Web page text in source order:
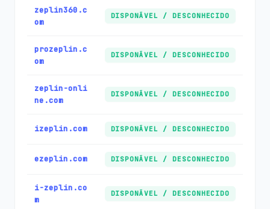
zeplin360.c
om
DISPONÃ­VEL / DESCONHECIDO
prozeplin.c
om
DISPONÃ­VEL / DESCONHECIDO
zeplin-onli
ne.com
DISPONÃ­VEL / DESCONHECIDO
izeplin.com DISPONÃ­VEL / DESCONHECIDO
ezeplin.com DISPONÃ­VEL / DESCONHECIDO
i-zeplin.co
m
DISPONÃ­VEL / DESCONHECIDO